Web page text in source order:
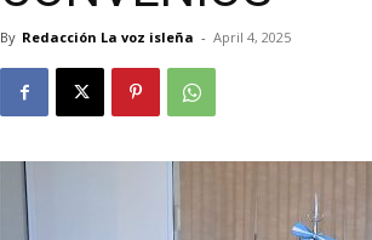
By Redacción La voz isleña - April 4, 2025